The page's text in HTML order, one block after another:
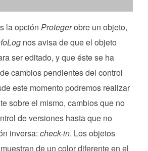
la opción Protegerobre un objeto,
nos avisa de que el objeto
ser editado, y que éste se ha
cambios pendientes del control
este momento podremos realizar
sobre el mismo, cambios que no
de versiones hasta que no
inversa: check-in. Los objetos
de un color diferente en el